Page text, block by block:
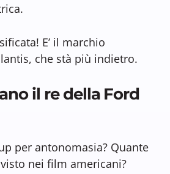
E’ il marchio
che stà più indietro.
il re della Ford
per antonomasia? Quante
nei film americani?